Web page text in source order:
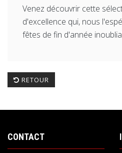
Venez découvrir cette
d'excellence qui, nous
fêtes de fin d'année
RETOUR
CONTACT